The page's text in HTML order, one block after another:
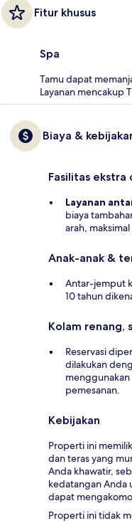
Fitur khusus
Spa
Tamu dapat
Layanan mencakup
Biaya &
Fasilitas ekstra
Layanan
biaya
arah,
Anak-anak &
Antar-jemput
10 tahun
Kolam renang,
Reservasi
dilakukan
pemesanan.
Kebijakan
Properti ini
dan teras yang
Anda khawatir,
kedatangan Anda
dapat
Properti ini tidak